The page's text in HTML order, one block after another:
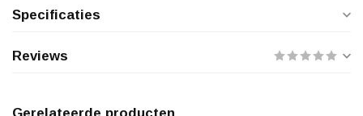
Specificaties
Reviews